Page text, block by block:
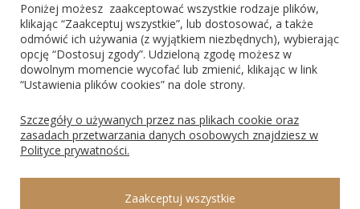
PŁATNOŚCI
Blik PayPo Visa
240547340, KRS: 0000297347 Sąd Rejonowy Katowice Wschód w Katowicach, VIII
Poniżej możesz zaakceptować wszystkie rodzaje plików,
klikając “Zaakceptuj wszystkie”, lub dostosować, a także
odmówić ich używania (z wyjątkiem niezbędnych), wybierając
opcję “Dostosuj zgody”. Udzieloną zgodę możesz w
dowolnym momencie wycofać lub zmienić, klikając w link
“Ustawienia plików cookies” na dole strony.
Szczegóły o używanych przez nas plikach cookie oraz
zasadach przetwarzania danych osobowych znajdziesz w
Polityce prywatności.
Zaakceptuj wszystkie